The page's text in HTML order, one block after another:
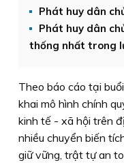
Phát huy dân
Phát huy dân
thống nhất trong
Theo báo cáo tại
khai mô hình chính
kinh tế - xã hội trên
nhiều chuyển biến
giữ vững, trật tự an